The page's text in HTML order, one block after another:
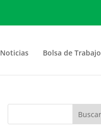
Noticias Bolsa de Trabajo